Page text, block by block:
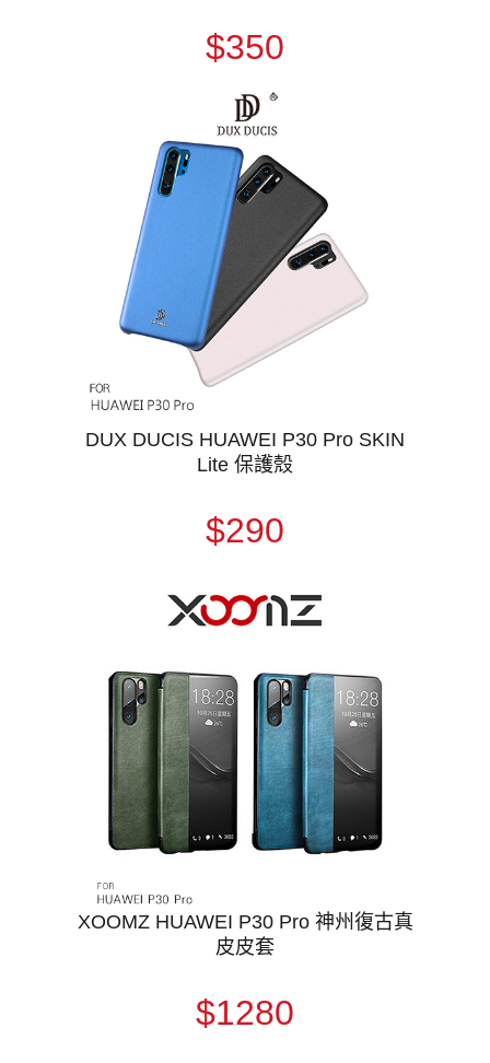
$350
DUX DUCIS HUAWEI P30 Pro SKIN
Lite 保護殼
$290
XOOMZ HUAWEI P30 Pro 神州復古真
皮皮套
$1280